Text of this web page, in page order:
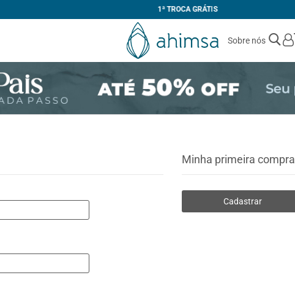
1ª TROCA GRÁTIS
Sobre nós
Minha primeira compra
Cadastrar